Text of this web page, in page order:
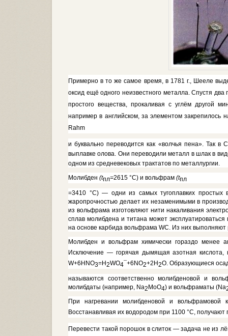
Примерно в то же самое время, в 1781 г., Шееле
оксид ещё одного неизвестного металла. Спустя
простого вещества, прокаливая с углём другой
например в английском, за элементом закрепилось
Rahm
и буквально переводится как «волчья пена». Так
выплавке олова. Они переводили металл в шлак в
одном из средневековых трактатов по металлургии.
Молибден (tпл=2615 °С) и вольф­рам (tпл
=3410 °С) — одни из самых тугоплавких простых
жаропрочно­стью делает их незаменимыми в
из вольфрама изготовляют нити накаливания
сплав молибдена и титана может
на основе карбида вольф­рама WC. Из них выполняют
Молибден и вольфрам химически гораздо менее
Исключение — горячая дымящая азотная
W+6HNO3=H2WO4¯+6NO2+2Н2О. Образующиеся
называются соответственномолибденовой и
молибдаты (например, Na2MoO4) и вольфраматы (Na
При нагревании молибденовой и
Восстанавливая их водо­родом при 1100 °С,
Перевести такой порошок в сли­ток — задача не из